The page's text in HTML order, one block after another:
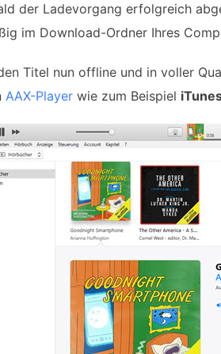
der Ladevorgang erfolgreich
im Download-Ordner Ihres
Titel nun offline und in voller
AAX-Player wie zum Beispiel